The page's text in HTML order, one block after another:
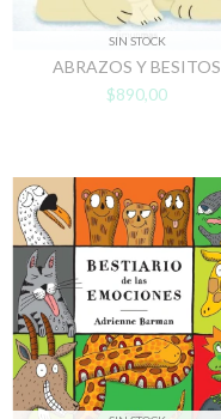
SIN STOCK
ABRAZOS Y BESITOS
$890,00